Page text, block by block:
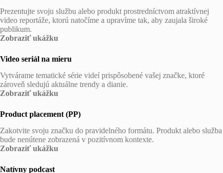
Prezentujte svoju službu alebo produkt prostredníctvom atraktívnej
video reportáže, ktorú natočíme a upravíme tak, aby zaujala široké
publikum.
Zobraziť ukážku
Video seriál na mieru
Vytvárame tematické série videí prispôsobené vašej značke, ktoré
zároveň sledujú aktuálne trendy a dianie.
Zobraziť ukážku
Product placement (PP)
Zakotvite svoju značku do pravidelného formátu. Produkt alebo služba
bude nenútene zobrazená v pozitívnom kontexte.
Zobraziť ukážku
Natívny podcast